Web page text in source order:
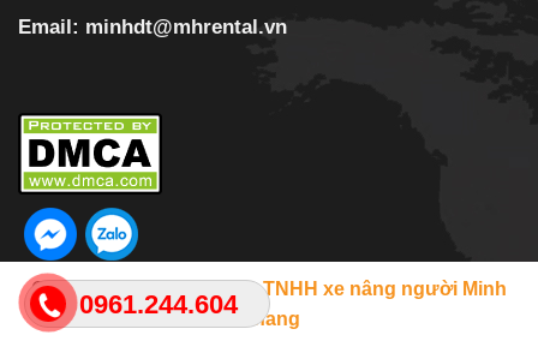
0961.244.604
Email: minhdt@mhrental.vn
Copyright 2026 ©
Công ty TNHH xe nâng người Minh
Khang